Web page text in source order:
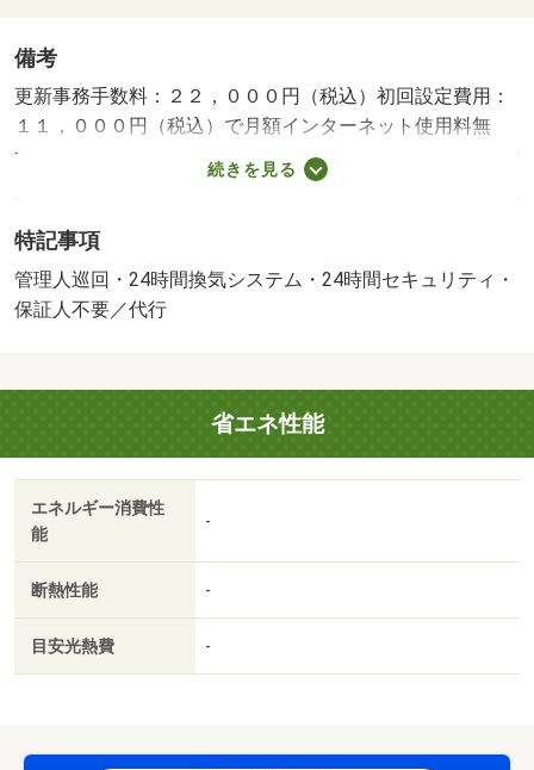
備考
更新事務手数料：２２，０００円（税込）初回設定費用：
１１，０００円（税込）で月額インターネット使用料無
料・賃貸保証等：加入要（総賃料５０％（初回）月額保証
料総賃料の１．５％）・鍵交換代：あり２２，０００円
務形態：巡回・一人暮らしからファミリーまで人気の物件
です！新婚さんにもおすすめです☆オートロック・モニタ
ー付インターホン・暗証番号式電子錠などセキュリティー
続きを見る
特記事項
管理人巡回・24時間換気システム・24時間セキュリティ・
保証人不要／代行
省エネ性能
エネルギー消費性
能
-
断熱性能 -
目安光熱費 -